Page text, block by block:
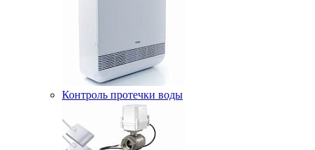
Контроль протечки воды